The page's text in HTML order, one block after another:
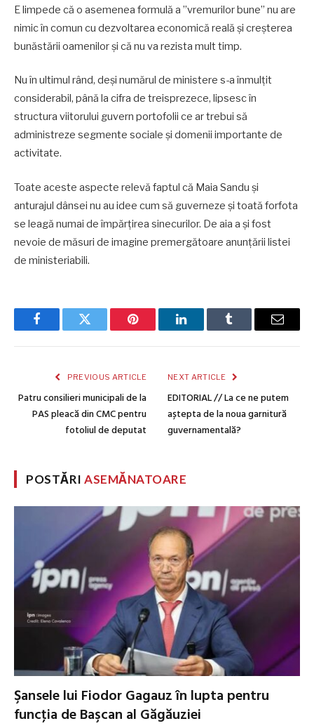
E limpede că o asemenea formulă a ”vremurilor bune” nu are
nimic în comun cu dezvoltarea economică reală și creșterea
bunăstării oamenilor și că nu va rezista mult timp.
Nu în ultimul rând, deși numărul de ministere s-a înmulțit
considerabil, până la cifra de treisprezece, lipsesc în
structura viitorului guvern portofolii ce ar trebui să
administreze segmente sociale și domenii importante de
activitate.
Toate aceste aspecte relevă faptul că Maia Sandu și
anturajul dânsei nu au idee cum să guverneze și toată forfota
se leagă numai de împărțirea sinecurilor. De aia a și fost
nevoie de măsuri de imagine premergătoare anunțării listei
de ministeriabili.
FacebookTwitter Pinterest LinkedInTumblr Email
PREVIOUS ARTICLE
Patru consilieri municipali de la
PAS pleacă din CMC pentru
fotoliul de deputat
NEXT ARTICLE
EDITORIAL // La ce ne putem
aștepta de la noua garnitură
guvernamentală?
POSTĂRIASEMĂNATOARE
Şansele lui Fiodor Gagauz în lupta pentru
funcţia de Başcan al Găgăuziei